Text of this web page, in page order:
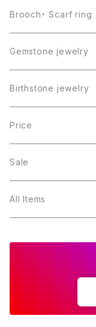
Brooch・ Scarf ring
Gemstone jewelry
Birthstone jewelry
１月・ガーネット
２月・アメジスト
３月・アクアマリン
Price
～5000円
～10000円
Sale
All Items